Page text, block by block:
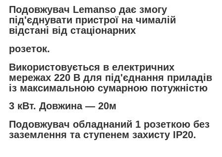
Подовжувач Lemanso дає змогу
під'єднувати пристрої на чималій
відстані від стаціонарних
розеток.
Використовується в електричних
мережах 220 В для під'єднання приладів
із максимальною сумарною потужністю
3 кВт. Довжина — 20м
Подовжувач обладнаний 1 розеткою без
заземлення та ступенем захисту IP20.